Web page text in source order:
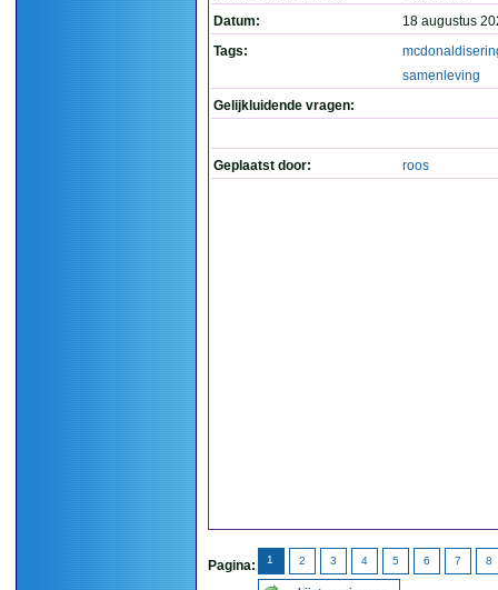
Datum:
18 augustus
Tags:
samenleving
Gelijkluidende vragen:
Geplaatst door: roos
Pagina: 1 2 3 4 5 6 7 8